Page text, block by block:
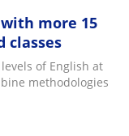
more 15
classes
of English at
methodologies